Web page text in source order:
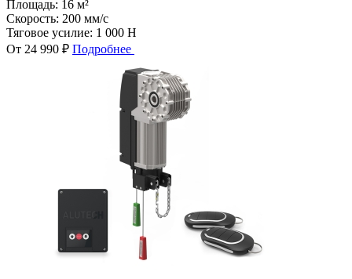
Площадь: 16 м²
Скорость: 200 мм/с
Тяговое усилие: 1 000 Н
От 24 990 ₽ Подробнее